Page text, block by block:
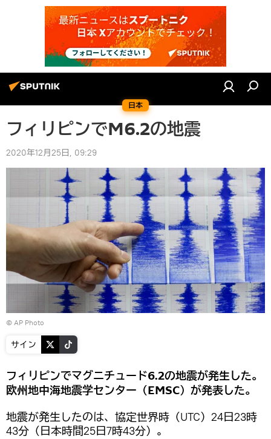
日本
フィリピンでM6.2の地震
2020年12月25日, 09:29
© AP Photo
サイン
フィリピンでマグニチュード6.2の地震が発生した。
欧州地中海地震学センター（EMSC）が発表した。
地震が発生したのは、協定世界時（UTC）24日23時
43分（日本時間25日7時43分）。